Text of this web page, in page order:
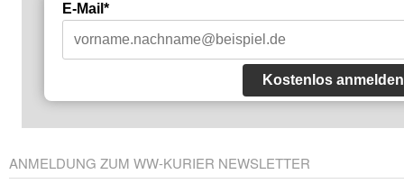
E-Mail*
Kostenlos anmelden
ANMELDUNG ZUM WW-KURIER NEWSLETTER